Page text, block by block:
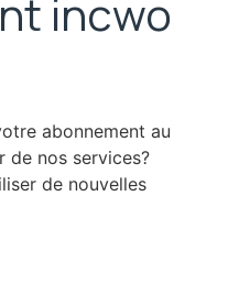
incwo
abonnement au
nos services?
de nouvelles